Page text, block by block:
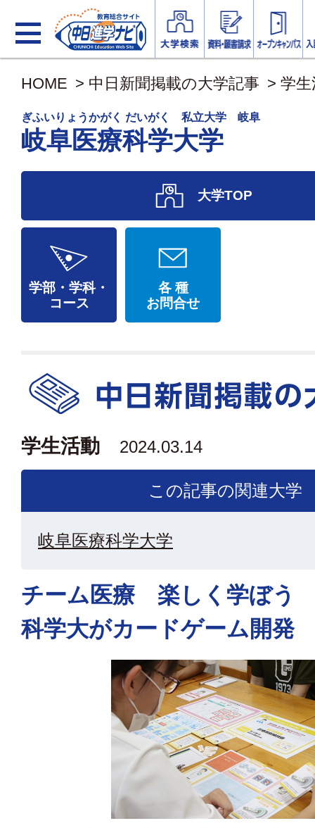
HOME > 中日新聞掲載の大学記事 > 学
ぎふいりょうかがく だいがく 私立大学 岐阜
岐阜医療科学大学
大学TOP
学部・学科・
コース
各 種
お問合せ
学生活動 2024.03.14
この記事の関連大学
岐阜医療科学大学
チーム医療 楽しく学ぼう
科学大がカードゲーム開発